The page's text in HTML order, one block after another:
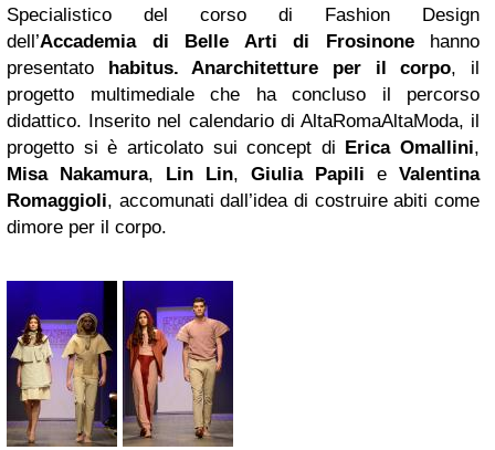
Specialistico del corso di Fashion Design
dell’Accademia di Belle Arti di Frosinonehanno
presentato habitus. Anarchitetture per il corpo, il
progetto multimediale che ha concluso il percorso
didattico. Inserito nel calendario di AltaRomaAltaModa, il
progetto si è articolato sui concept di Erica Omallini,
Misa Nakamura, Lin Lin, Giulia Papili e Valentina
Romaggioli, accomunati dall’idea di costruire abiti come
dimore per il corpo.